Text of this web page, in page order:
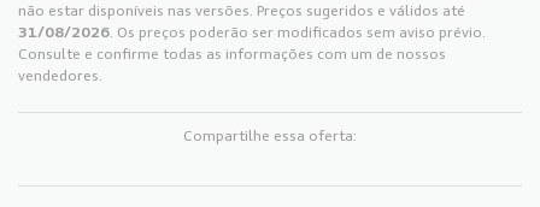
não estar disponíveis nas versões. Preços sugeridos e válidos até
31/08/2026. Os preços poderão ser modificados sem aviso prévio.
Consulte e confirme todas as informações com um de nossos
vendedores.
Compartilhe essa oferta: